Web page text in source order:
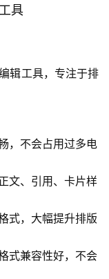
具
辑工具，专注于排
，不会占用过多电
文、引用、卡片样
式，大幅提升排版
式兼容性好，不会